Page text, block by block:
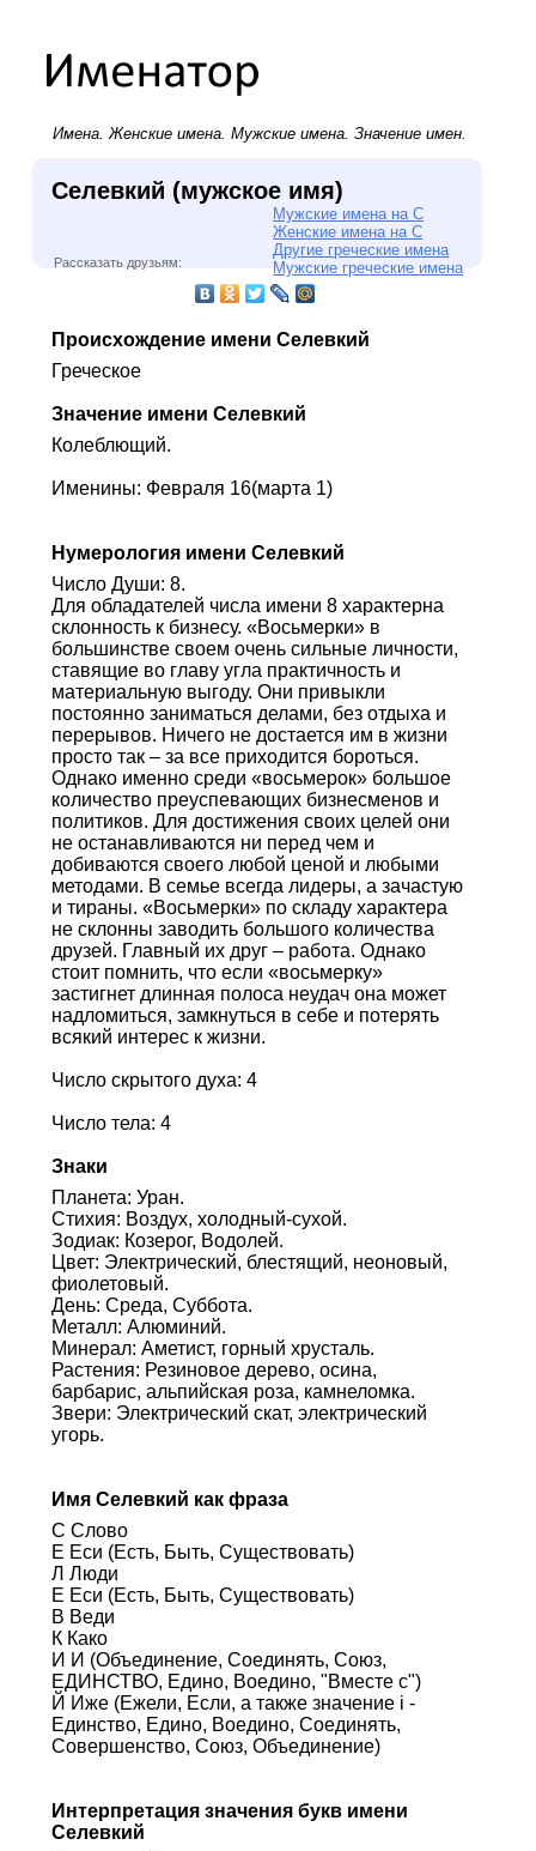
Имена.Женские имена. Мужские имена. Значение имен.
Селевкий (мужское имя)
Мужские имена на С
Женские имена на С
Другие греческие имена
Мужские греческие имена
Рассказать друзьям:
Происхождение имени Селевкий
Греческое
Значение имени Селевкий
Колеблющий.
Именины: Февраля 16(марта 1)
Нумерология имени Селевкий
Число Души: 8.
Для обладателей числа имени 8 характерна
склонность к бизнесу. «Восьмерки» в
большинстве своем очень сильные личности,
ставящие во главу угла практичность и
материальную выгоду. Они привыкли
постоянно заниматься делами, без отдыха и
перерывов. Ничего не достается им в жизни
просто так – за все приходится бороться.
Однако именно среди «восьмерок» большое
количество преуспевающих бизнесменов и
политиков. Для достижения своих целей они
не останавливаются ни перед чем и
добиваются своего любой ценой и любыми
методами. В семье всегда лидеры, а зачастую
и тираны. «Восьмерки» по складу характера
не склонны заводить большого количества
друзей. Главный их друг – работа. Однако
стоит помнить, что если «восьмерку»
застигнет длинная полоса неудач она может
надломиться, замкнуться в себе и потерять
всякий интерес к жизни.
Число скрытого духа: 4
Число тела: 4
Знаки
Планета: Уран.
Стихия: Воздух, холодный-сухой.
Зодиак: Козерог, Водолей.
Цвет: Электрический, блестящий, неоновый,
фиолетовый.
День: Среда, Суббота.
Металл: Алюминий.
Минерал: Аметист, горный хрусталь.
Растения: Резиновое дерево, осина,
барбарис, альпийская роза, камнеломка.
Звери: Электрический скат, электрический
угорь.
Имя Селевкий как фраза
С Слово
Е Еси (Есть, Быть, Существовать)
Л Люди
Е Еси (Есть, Быть, Существовать)
В Веди
К Како
И И (Объединение, Соединять, Союз,
ЕДИНСТВО, Едино, Воедино, "Вместе с")
Й Иже (Ежели, Если, а также значение i -
Единство, Едино, Воедино, Соединять,
Совершенство, Союз, Объединение)
Интерпретация значения букв имени
Селевкий